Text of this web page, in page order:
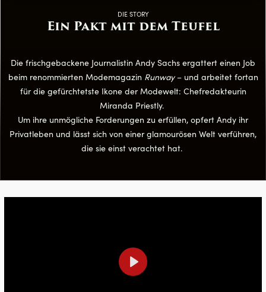
DIE STORY
Ein Pakt mit dem Teufel
Die frischgebackene Journalistin Andy Sachs ergattert einen Job
beim renommierten Modemagazin Runway– und arbeitet fortan
für die gefürchtetste Ikone der Modewelt: Chefredakteurin
Miranda Priestly.
Um ihre unmögliche Forderungen zu erfüllen, opfert Andy ihr
Privatleben und lässt sich von einer glamourösen Welt verführen,
die sie einst verachtet hat.
Play